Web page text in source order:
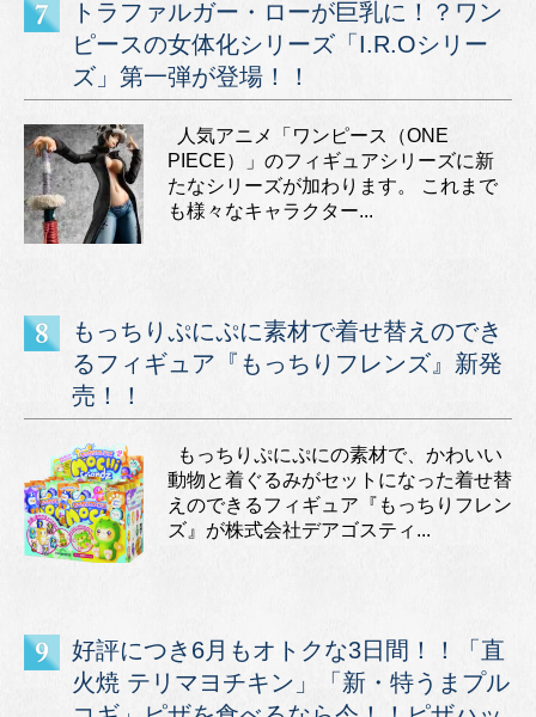
トラファルガー・ローが巨乳に！？ワン
ピースの女体化シリーズ「I.R.Oシリー
ズ」第一弾が登場！！
人気アニメ「ワンピース（ONE
PIECE）」のフィギュアシリーズに新
たなシリーズが加わります。 これまで
も様々なキャラクター...
もっちりぷにぷに素材で着せ替えのでき
るフィギュア『もっちりフレンズ』新発
売！！
もっちりぷにぷにの素材で、かわいい
動物と着ぐるみがセットになった着せ替
えのできるフィギュア『もっちりフレン
ズ』が株式会社デアゴスティ...
好評につき6月もオトクな3日間！！「直
火焼 テリマヨチキン」「新・特うまプル